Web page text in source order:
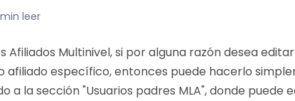
min leer
Afiliados Multinivel, si por alguna razón desea
afiliado específico, entonces puede hacerlo
a la sección "Usuarios padres MLA", donde puede